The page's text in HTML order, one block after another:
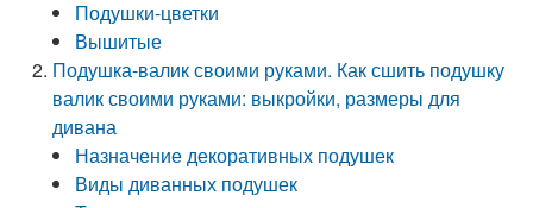
Подушки-цветки
Вышитые
Подушка-валик своими руками. Как сшить подушку
валик своими руками: выкройки, размеры для
дивана
Назначение декоративных подушек
Виды диванных подушек